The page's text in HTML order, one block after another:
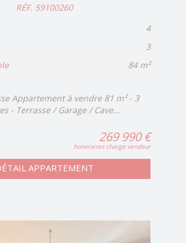
RÉF. 59100260
4
3
84 m²
Appartement à vendre 81 m² - 3
- Terrasse / Garage / Cave...
269 990 €
honoraires charge vendeur
APPARTEMENT